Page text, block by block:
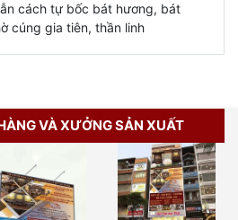
cách tự bốc bát hương, bát
cúng gia tiên, thần linh
VÀ XƯỞNG SẢN XUẤT